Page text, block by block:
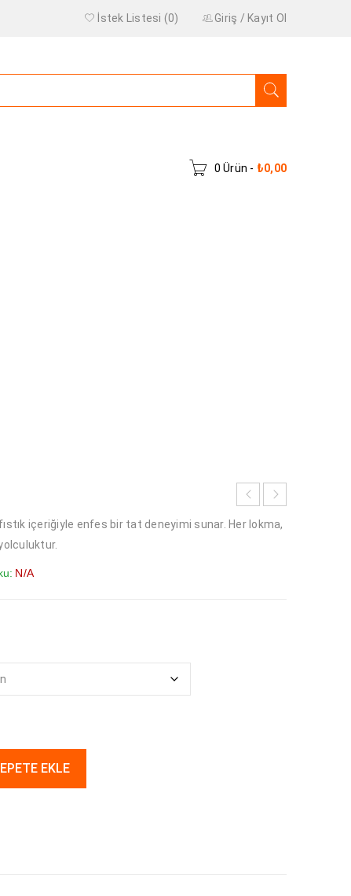
Giriş / Kayıt Ol
İstek Listesi (0)
0 Ürün - ₺0,00
içeriğiyle enfes bir tat deneyimi sunar. Her lokma,
N/A
EKLE